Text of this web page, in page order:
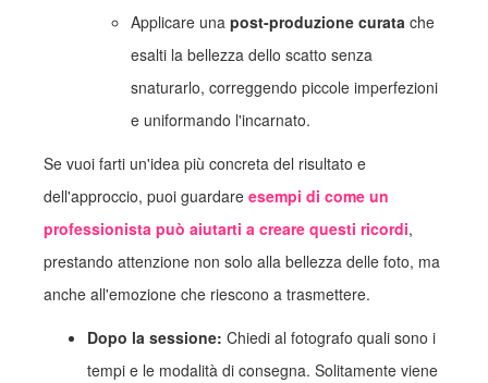
Applicare una post-produzione curata che
esalti la bellezza dello scatto senza
snaturarlo, correggendo piccole imperfezioni
e uniformando l'incarnato.
Se vuoi farti un'idea più concreta del risultato e
dell'approccio, puoi guardare esempi di come un
professionista può aiutarti a creare questi ricordi,
prestando attenzione non solo alla bellezza delle foto, ma
anche all'emozione che riescono a trasmettere.
Dopo la sessione: Chiedi al fotografo quali sono i
tempi e le modalità di consegna. Solitamente viene